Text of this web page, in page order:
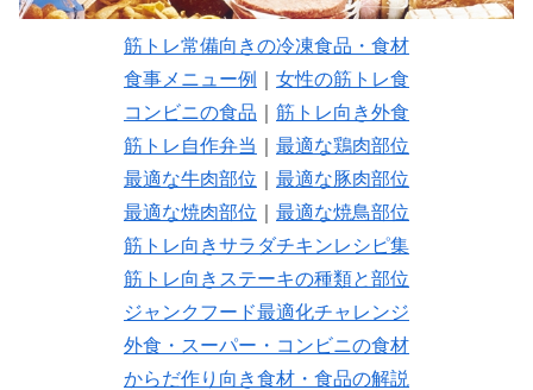
筋トレ常備向きの冷凍食品・食材
食事メニュー例
女性の筋トレ食
コンビニの食品
筋トレ向き外食
筋トレ自作弁当
最適な鶏肉部位
最適な牛肉部位
最適な豚肉部位
最適な焼肉部位
最適な焼鳥部位
筋トレ向きサラダチキンレシピ集
筋トレ向きステーキの種類と部位
ジャンクフード最適化チャレンジ
外食・スーパー・コンビニの食材
からだ作り向き食材・食品の解説